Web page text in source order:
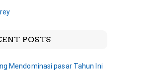
POSTS
Mendominasi pasar Tahun Ini